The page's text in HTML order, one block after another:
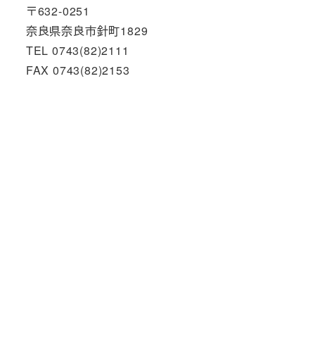
〒632-0251
奈良県奈良市針町1829
TEL 0743(82)2111
FAX 0743(82)2153